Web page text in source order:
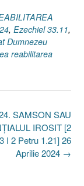
, Ezechiel 33.11,
Dumnezeu
reabilitarea
SAMSON SAU
IROSIT [2
I 2 Petru 1.21] 26
Aprilie 2024 →